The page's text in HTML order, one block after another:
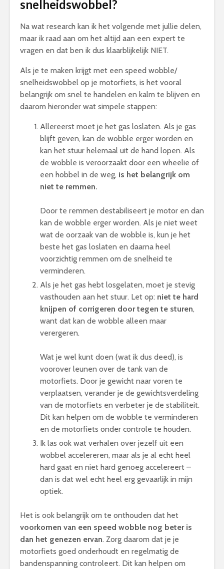
snelheidswobbel?
Na wat research kan ik het volgende met jullie delen,
maar ik raad aan om het altijd aan een expert te
vragen en dat ben ik dus klaarblijkelijk NIET.
Als je te maken krijgt met een speed wobble/
snelheidswobbel op je motorfiets, is het vooral
belangrijk om snel te handelen en kalm te blijven en
daarom hieronder wat simpele stappen:
Allereerst moet je het gas loslaten. Als je gas
blijft geven, kan de wobble erger worden en
kan het stuur helemaal uit de hand lopen. Als
de wobble is veroorzaakt door een wheelie of
een hobbel in de weg, is het belangrijk om
niet te remmen.
Door te remmen destabiliseert je motor en dan
kan de wobble erger worden. Als je niet weet
wat de oorzaak van de wobble is, kun je het
beste het gas loslaten en daarna heel
voorzichtig remmen om de snelheid te
verminderen.
Als je het gas hebt losgelaten, moet je stevig
vasthouden aan het stuur. Let op: niet te hard
knijpen of corrigeren door tegen te sturen,
want dat kan de wobble alleen maar
verergeren.
Wat je wel kunt doen (wat ik dus deed), is
voorover leunen over de tank van de
motorfiets. Door je gewicht naar voren te
verplaatsen, verander je de gewichtsverdeling
van de motorfiets en verbeter je de stabiliteit.
Dit kan helpen om de wobble te verminderen
en de motorfiets onder controle te houden.
Ik las ook wat verhalen over jezelf uit een
wobbel accelereren, maar als je al echt heel
hard gaat en niet hard genoeg accelereert –
dan is dat wel echt heel erg gevaarlijk in mijn
optiek.
Het is ook belangrijk om te onthouden dat het
voorkomen van een speed wobble nog beter is
dan het genezen ervan. Zorg daarom dat je je
motorfiets goed onderhoudt en regelmatig de
bandenspanning controleert. Dit kan helpen om